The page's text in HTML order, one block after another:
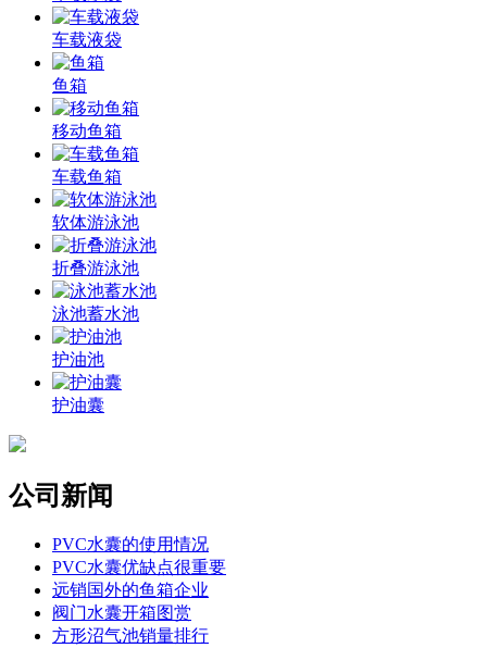
车载液袋
鱼箱
移动鱼箱
车载鱼箱
软体游泳池
折叠游泳池
泳池蓄水池
护油池
护油囊
公司新闻
PVC水囊的使用情况
PVC水囊优缺点很重要
远销国外的鱼箱企业
阀门水囊开箱图赏
方形沼气池销量排行